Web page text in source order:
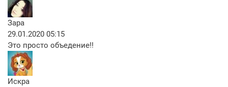
Зара
29.01.2020 05:15
Это просто объедение!!
Искра